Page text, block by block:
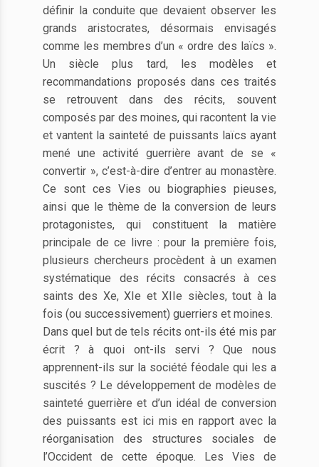
définir la conduite que devaient observer les
grands aristocrates, désormais envisagés
comme les membres d’un « ordre des laïcs ».
Un siècle plus tard, les modèles et
recommandations proposés dans ces traités
se retrouvent dans des récits, souvent
composés par des moines, qui racontent la vie
et vantent la sainteté de puissants laïcs ayant
mené une activité guerrière avant de se «
convertir », c’est-à-dire d’entrer au monastère.
Ce sont ces Vies ou biographies pieuses,
ainsi que le thème de la conversion de leurs
protagonistes, qui constituent la matière
principale de ce livre : pour la première fois,
plusieurs chercheurs procèdent à un examen
systématique des récits consacrés à ces
saints des Xe, XIe et XIIe siècles, tout à la
fois (ou successivement) guerriers et moines.
Dans quel but de tels récits ont-ils été mis par
écrit ? à quoi ont-ils servi ? Que nous
apprennent-ils sur la société féodale qui les a
suscités ? Le développement de modèles de
sainteté guerrière et d’un idéal de conversion
des puissants est ici mis en rapport avec la
réorganisation des structures sociales de
l’Occident de cette époque. Les Vies de